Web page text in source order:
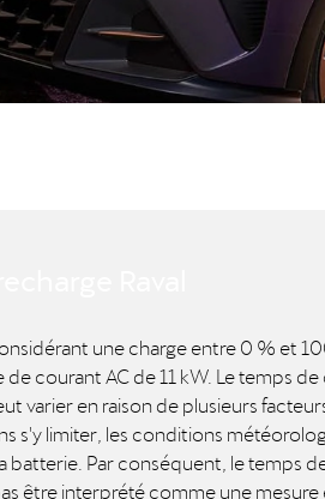
une charge entre 0 % et
courant AC de 11 kW. Le temps
varier en raison de plusieurs
s'y limiter, les conditions
batterie. Par conséquent, le temps
être interprété comme une mesure